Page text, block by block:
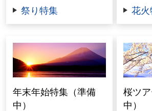
祭り特集 花
年末年始特集（準備
中）
桜ツ
中）